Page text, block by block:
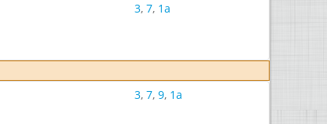
3, 7, 1a
3, 7, 9, 1a